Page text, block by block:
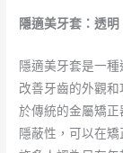
隱適美牙套：透
隱適美牙套是一
改善牙齒的外觀
於傳統的金屬矯
隱蔽性，可以在